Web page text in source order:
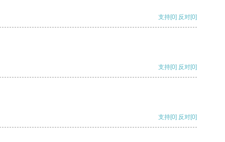
支持[0] 反对[0]
支持[0] 反对[0]
支持[0] 反对[0]